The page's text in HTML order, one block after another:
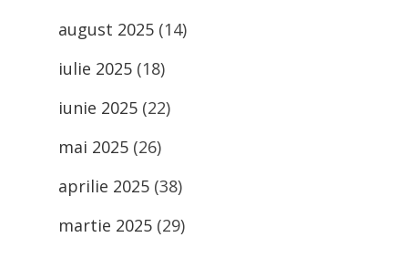
august 2025 (14)
iulie 2025 (18)
iunie 2025 (22)
mai 2025 (26)
aprilie 2025 (38)
martie 2025 (29)